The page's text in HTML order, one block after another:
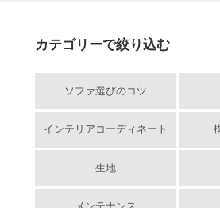
カテゴリーで絞り込む
ソファ選びのコツ
インテリアコーディネート
生地